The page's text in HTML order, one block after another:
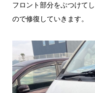
フロント部分をぶつけて
ので修復していきます。